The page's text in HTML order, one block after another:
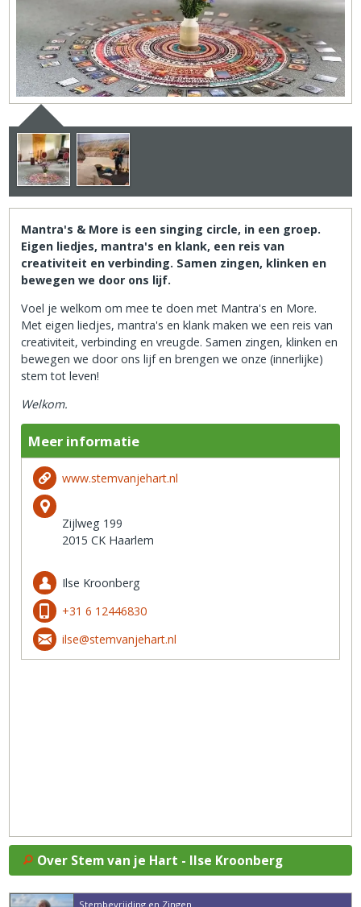
Mantra's & More is een singing circle, in een groep.
Eigen liedjes, mantra's en klank, een reis van
creativiteit en verbinding. Samen zingen, klinken en
bewegen we door ons lijf.
Voel je welkom om mee te doen met Mantra's en More.
Met eigen liedjes, mantra's en klank maken we een reis van
creativiteit, verbinding en vreugde. Samen zingen, klinken en
bewegen we door ons lijf en brengen we onze (innerlijke)
stem tot leven!
Welkom.
Meer informatie
www.stemvanjehart.nl
Zijlweg 199
2015 CK Haarlem
Ilse Kroonberg
+31 6 12446830
ilse@stemvanjehart.nl
Over Stem van je Hart - Ilse Kroonberg
Stembevrijding en Zingen